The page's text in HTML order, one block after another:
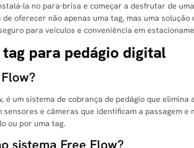
la no para-brisa e começar a desfrutar de
oferecer não apenas uma tag, mas uma solução
para veículos e conveniência em
para pedágio digital
é um sistema de cobrança de pedágio que elimina
e câmeras que identificam a passagem e
ou por uma tag.
sistema Free Flow?